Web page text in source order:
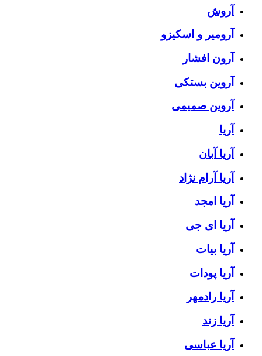
آروش
آرومیر و اسکیزو
آرون افشار
آروین بستکی
آروین صمیمی
آریا
آریا آبان
آریا آرام نژاد
آریا امجد
آریا ای جی
آریا بیات
آریا پودات
آریا رادمهر
آریا زند
آریا عباسی